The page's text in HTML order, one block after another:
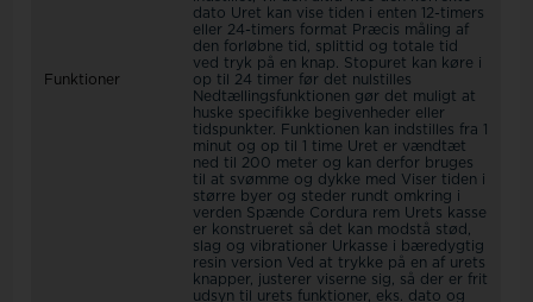
Funktioner
dato Uret kan vise tiden i enten 12-timers
eller 24-timers format Præcis måling af
den forløbne tid, splittid og totale tid
ved tryk på en knap. Stopuret kan køre i
op til 24 timer før det nulstilles
Nedtællingsfunktionen gør det muligt at
huske specifikke begivenheder eller
tidspunkter. Funktionen kan indstilles fra 1
minut og op til 1 time Uret er vændtæt
ned til 200 meter og kan derfor bruges
til at svømme og dykke med Viser tiden i
større byer og steder rundt omkring i
verden Spænde Cordura rem Urets kasse
er konstrueret så det kan modstå stød,
slag og vibrationer Urkasse i bæredygtig
resin version Ved at trykke på en af urets
knapper, justerer viserne sig, så der er frit
udsyn til urets funktioner, eks. dato og